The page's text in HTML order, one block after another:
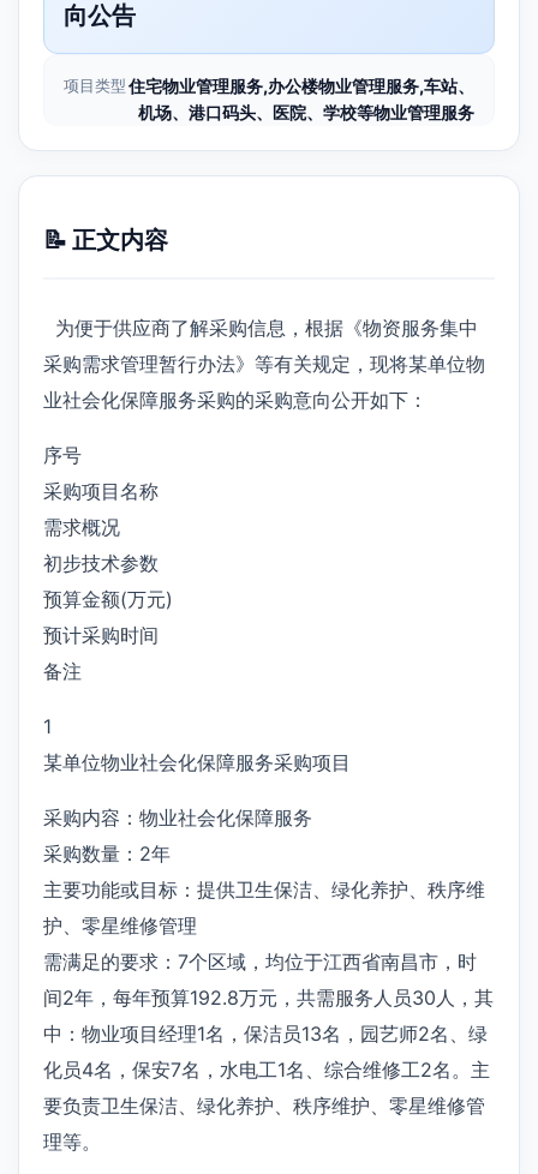
向公告
项目类型住宅物业管理服务,办公楼物业管理服务,车站、
机场、港口码头、医院、学校等物业管理服务
📝 正文内容
为便于供应商了解采购信息，根据《物资服务集中
采购需求管理暂行办法》等有关规定，现将某单位物
业社会化保障服务采购的采购意向公开如下：
序号
采购项目名称
需求概况
初步技术参数
预算金额(万元)
预计采购时间
备注
1
某单位物业社会化保障服务采购项目
采购内容：物业社会化保障服务
采购数量：2年
主要功能或目标：提供卫生保洁、绿化养护、秩序维
护、零星维修管理
需满足的要求：7个区域，均位于江西省南昌市，时
间2年，每年预算192.8万元，共需服务人员30人，其
中：物业项目经理1名，保洁员13名，园艺师2名、绿
化员4名，保安7名，水电工1名、综合维修工2名。主
要负责卫生保洁、绿化养护、秩序维护、零星维修管
理等。